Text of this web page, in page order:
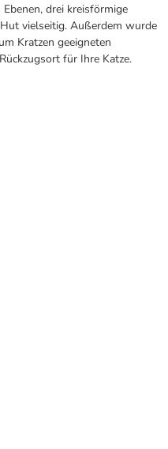
drei kreisförmige
vielseitig. Außerdem wurde
Kratzen geeigneten
für Ihre Katze.